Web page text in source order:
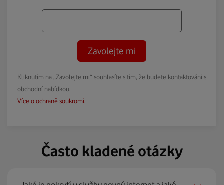
Zavolejte mi
Kliknutím na „Zavolejte mi“ souhlasíte s tím, že budete kontaktováni s
obchodní nabídkou.
Více o ochraně soukromí.
Často kladené otázky